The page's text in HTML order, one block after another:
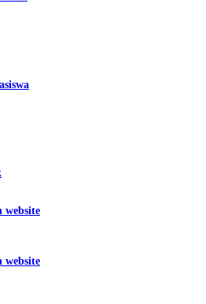
website
website